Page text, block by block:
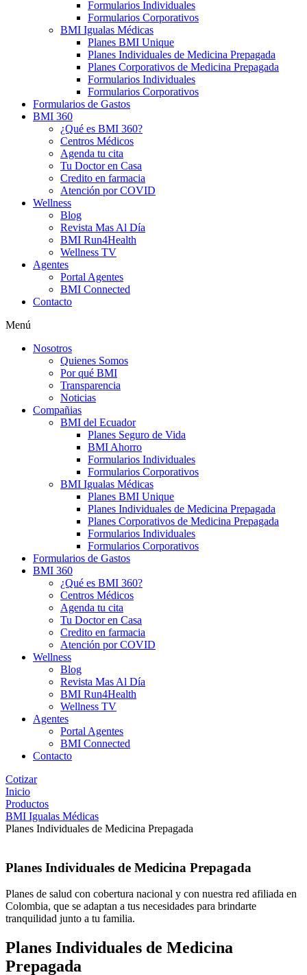
Formularios Individuales
Formularios Corporativos
BMI Igualas Médicas
Planes BMI Unique
Planes Individuales de Medicina Prepagada
Planes Corporativos de Medicina Prepagada
Formularios Individuales
Formularios Corporativos
Formularios de Gastos
BMI 360
¿Qué es BMI 360?
Centros Médicos
Agenda tu cita
Tu Doctor en Casa
Credito en farmacia
Atención por COVID
Wellness
Blog
Revista Mas Al Día
BMI Run4Health
Wellness TV
Agentes
Portal Agentes
BMI Connected
Contacto
Menú
Nosotros
Quienes Somos
Por qué BMI
Transparencia
Noticias
Compañias
BMI del Ecuador
Planes Seguro de Vida
BMI Ahorro
Formularios Individuales
Formularios Corporativos
BMI Igualas Médicas
Planes BMI Unique
Planes Individuales de Medicina Prepagada
Planes Corporativos de Medicina Prepagada
Formularios Individuales
Formularios Corporativos
Formularios de Gastos
BMI 360
¿Qué es BMI 360?
Centros Médicos
Agenda tu cita
Tu Doctor en Casa
Credito en farmacia
Atención por COVID
Wellness
Blog
Revista Mas Al Día
BMI Run4Health
Wellness TV
Agentes
Portal Agentes
BMI Connected
Contacto
Cotizar
Inicio
Productos
BMI Igualas Médicas
Planes Individuales de Medicina Prepagada
Planes Individuales de Medicina Prepagada
Planes de salud con cobertura nacional y con nuestra red afiliada en
Colombia, que se adaptan a tus necesidades para brindarte
tranquilidad junto a tu familia.
Planes Individuales de Medicina
Prepagada